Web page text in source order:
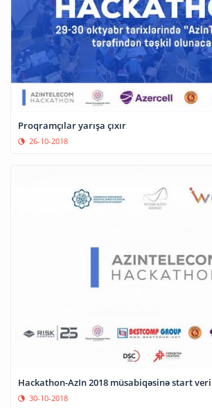
Proqramçılar yarışa çıxır
26-10-2018
Hackathon-AzIn 2018
30-10-2018